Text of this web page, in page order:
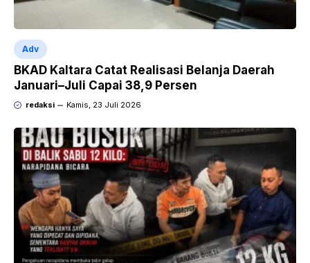
Adv
BKAD Kaltara Catat Realisasi Belanja Daerah
Januari–Juli Capai 38,9 Persen
redaksi Kamis, 23 Juli 2026